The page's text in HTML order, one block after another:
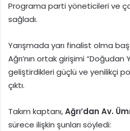
Programa parti yöneticileri ve
sağladı.
Yarışmada yarı finalist olma
Ağrı’nın ortak girişimi “Doğudan
geliştirdikleri güçlü ve yenilikçi
çıktı.
Takım kaptanı,Ağrı’dan Av.
sürece ilişkin şunları söyledi: